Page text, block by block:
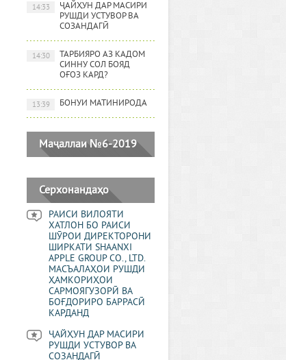
ҶАЙҲУН ДАР МАСИРИ
РУШДИ УСТУВОР ВА
СОЗАНДАГӢ
14:33
ТАРБИЯРО АЗ КАДОМ
СИННУ СОЛ БОЯД
ОҒОЗ КАРД?
14:30
БОНУИ МАТИНИРОДА
13:39
Маҷаллаи №6-2019
Серхонандаҳо
РАИСИ ВИЛОЯТИ
ХАТЛОН БО РАИСИ
ШӮРОИ ДИРЕКТОРОНИ
ШИРКАТИ SHAANXI
APPLE GROUP CO., LTD.
МАСЪАЛАҲОИ РУШДИ
ҲАМКОРИҲОИ
САРМОЯГУЗОРӢ ВА
БОҒДОРИРО БАРРАСӢ
КАРДАНД
ҶАЙҲУН ДАР МАСИРИ
РУШДИ УСТУВОР ВА
СОЗАНДАГӢ